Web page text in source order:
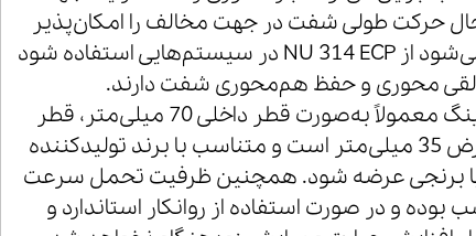
حرکت طولی شفت در جهت مخالف را امکان‌پذیر
می‌سازد. این ویژگی سبب می‌شود از NU 314 ECP در سیستم‌هایی استفاده شود
لقی محوری و حفظ هم‌محوری شفت دارند.
ابعاد استاندارد این رولبرینگ معمولاً به‌صورت قطر داخلی 70 میلی‌متر، قطر
خارجی 150 میلی‌متر و عرض 35 میلی‌متر است و متناسب با برند تولیدکننده
یا برنجی عرضه شود. همچنین ظرفیت تحمل سرعت
و در صورت استفاده از روانکار استاندارد و